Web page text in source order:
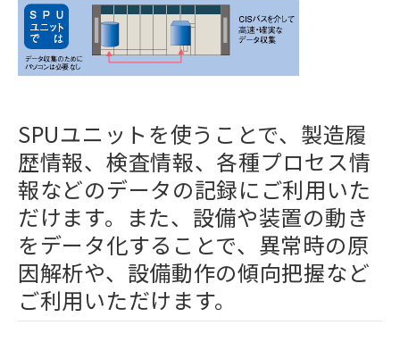
SPUユニットを使うことで、製造履
歴情報、検査情報、各種プロセス情
報などのデータの記録にご利用いた
だけます。また、設備や装置の動き
をデータ化することで、異常時の原
因解析や、設備動作の傾向把握など
ご利用いただけます。